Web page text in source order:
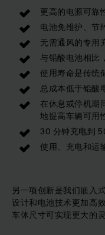
更高的电源可靠
电池免维护、节
无需通风的专用
与铅酸电池相比
使用寿命是传统
总成本低于铅酸
在休息或停机期
地提高车辆可用
30 分钟充电到
使用、充电和运
另一项创新是我们嵌入
设计和电池技术更加高
车体尺寸可实现更大的